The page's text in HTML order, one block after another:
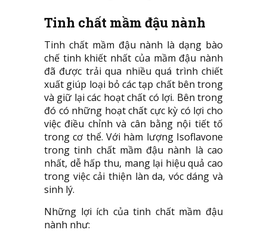
Tinh chất mầm đậu nành
Tinh chất mầm đậu nành là dạng bào
chế tinh khiết nhất của mầm đậu nành
đã được trải qua nhiều quá trình chiết
xuất giúp loại bỏ các tạp chất bên trong
và giữ lại các hoạt chất có lợi. Bên trong
đó có những hoạt chất cực kỳ có lợi cho
việc điều chỉnh và cân bằng nội tiết tố
trong cơ thể. Với hàm lượng Isoflavone
trong tinh chất mầm đậu nành là cao
nhất, dễ hấp thu, mang lại hiệu quả cao
trong việc cải thiện làn da, vóc dáng và
sinh lý.
Những lợi ích của tinh chất mầm đậu
nành như: